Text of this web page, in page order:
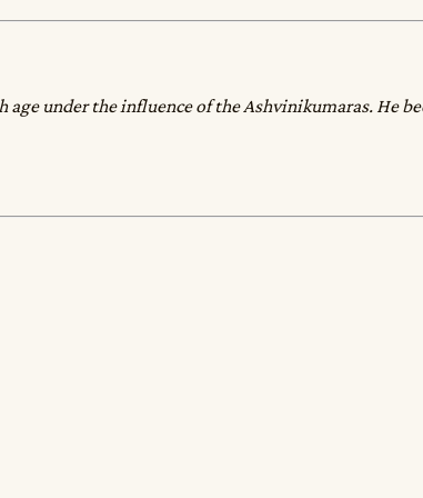
age under the influence of the Ashvinikumaras. He